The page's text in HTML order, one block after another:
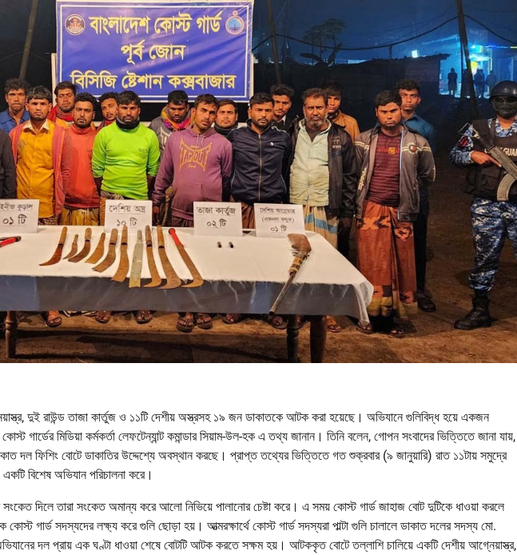
দুই রাউন্ড তাজা কার্তুজ ও ১১টি দেশীয় অস্ত্রসহ ১৯ জন ডাকাতকে আটক করা হয়েছে। অভিযানে গুলিবিদ্ধ হয়ে একজন
গার্ডের মিডিয়া কর্মকর্তা লেফটেন্যান্ট কমান্ডার সিয়াম-উল-হক এ তথ্য জানান। তিনি বলেন, গোপন সংবাদের ভিত্তিতে জানা যায়,
দল ফিশিং বোটে ডাকাতির উদ্দেশ্যে অবস্থান করছে। প্রাপ্ত তথ্যের ভিত্তিতে গত শুক্রবার (৯ জানুয়ারি) রাত ১১টায় সমুদ্রে
বিশেষ অভিযান পরিচালনা করে।
সংকেত দিলে তারা সংকেত অমান্য করে আলো নিভিয়ে পালানোর চেষ্টা করে। এ সময় কোস্ট গার্ড জাহাজ বোট দুটিকে ধাওয়া করলে
গার্ড সদস্যদের লক্ষ্য করে গুলি ছোড়া হয়। আত্মরক্ষার্থে কোস্ট গার্ড সদস্যরা পাল্টা গুলি চালালে ডাকাত দলের সদস্য মো.
দল প্রায় এক ঘণ্টা ধাওয়া শেষে বোটটি আটক করতে সক্ষম হয়। আটককৃত বোটে তল্লাশি চালিয়ে একটি দেশীয় আগ্নেয়াস্ত্র,